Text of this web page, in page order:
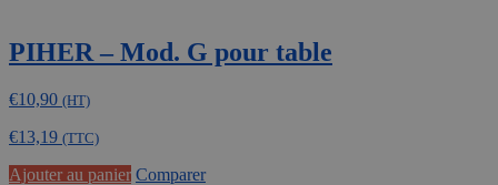
PIHER – Mod. G pour table
€10,90 (HT)
€13,19 (TTC)
Ajouter au panier Comparer